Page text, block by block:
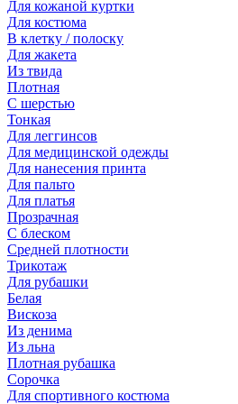
Для кожаной куртки
Для костюма
В клетку / полоску
Для жакета
Из твида
Плотная
С шерстью
Тонкая
Для леггинсов
Для медицинской одежды
Для нанесения принта
Для пальто
Для платья
Прозрачная
С блеском
Средней плотности
Трикотаж
Для рубашки
Белая
Вискоза
Из денима
Из льна
Плотная рубашка
Сорочка
Для спортивного костюма